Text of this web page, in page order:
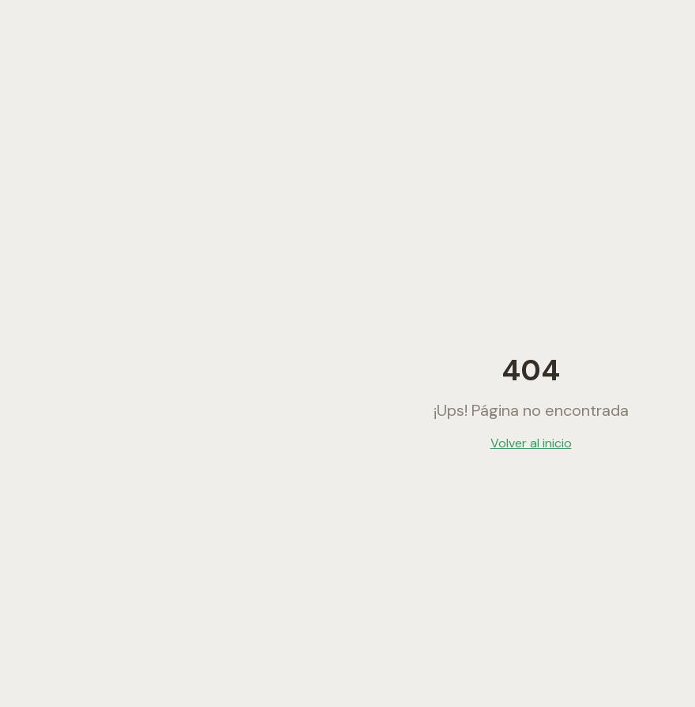
404
¡Ups! Página no encontrada
Volver al inicio